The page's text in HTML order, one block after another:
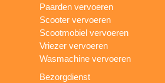
Paarden vervoeren
Scooter vervoeren
Scootmobiel vervoeren
Vriezer vervoeren
Wasmachine vervoeren
Bezorgdienst